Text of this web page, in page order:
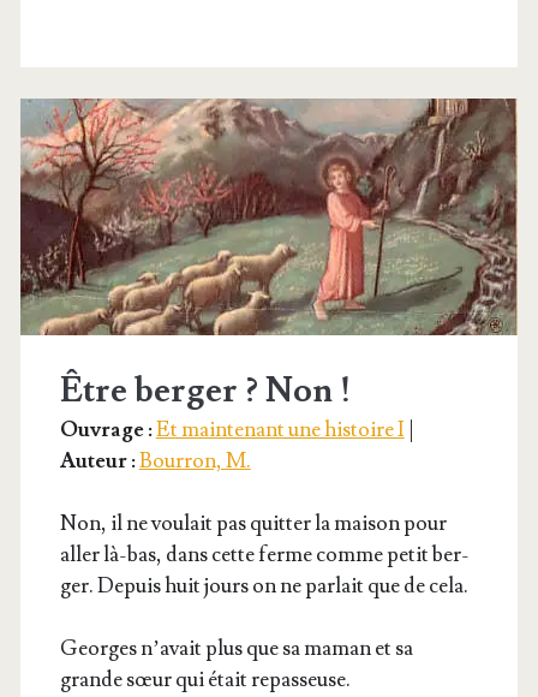
Être berger ? Non !
Ouvrage :Et maintenant une histoire I |
Auteur :Bourron, M.
Non, il ne vou­lait pas quit­ter la mai­son pour
aller là-bas, dans cette ferme comme petit ber­
ger. Depuis huit jours on ne par­lait que de cela.
Georges n’a­vait plus que sa maman et sa
grande sœur qui était repasseuse.